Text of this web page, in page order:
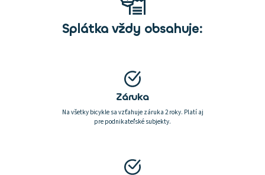
Splátka vždy obsahuje:
Záruka
Na všetky bicykle sa vzťahuje záruka 2 roky. Platí aj
pre podnikateľské subjekty.